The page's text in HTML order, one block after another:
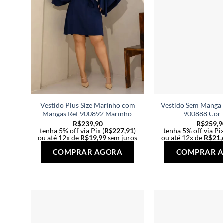
Vestido Plus Size Marinho com
Mangas Ref 900892 Marinho
R$239,90
tenha 5% off via Pix (R$227,91)
ou até 12x de R$19,99sem juros
COMPRAR AGORA
Vestido Sem Manga
900888 Cor
R$
tenha 5% off via
ou até 12x de R$
COMPRAR